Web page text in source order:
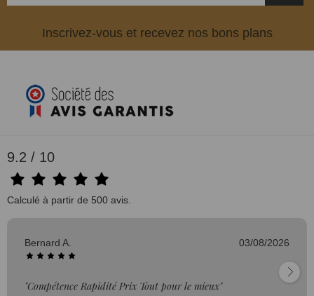
Inscrivez-vous et recevez nos bons plans
9.2 / 10
Calculé à partir de 500 avis.
Bernard A. 03/08/2026
"Compétence Rapidité Prix Tout pour le mieux"